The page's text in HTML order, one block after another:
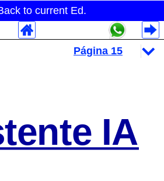
to current Ed.
IA